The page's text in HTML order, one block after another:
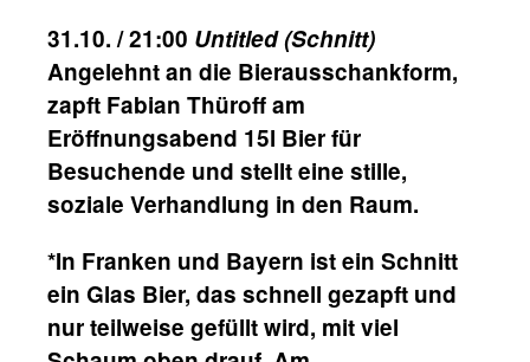
31.10. / 21:00 Untitled (Schnitt)
Angelehnt an die Bierausschankform,
zapft Fabian Thüroff am
Eröffnungsabend 15l Bier für
Besuchende und stellt eine stille,
soziale Verhandlung in den Raum.
*In Franken und Bayern ist ein Schnitt
ein Glas Bier, das schnell gezapft und
nur teilweise gefüllt wird, mit viel